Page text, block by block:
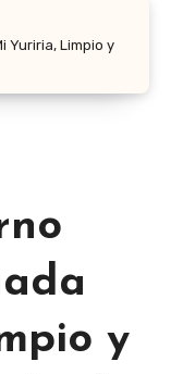
Yuriria, Limpio y
y